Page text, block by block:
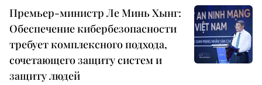
Премьер-министр Ле Минь Хынг:
Обеспечение кибербезопасности
требует комплексного подхода,
сочетающего защиту систем и
защиту людей